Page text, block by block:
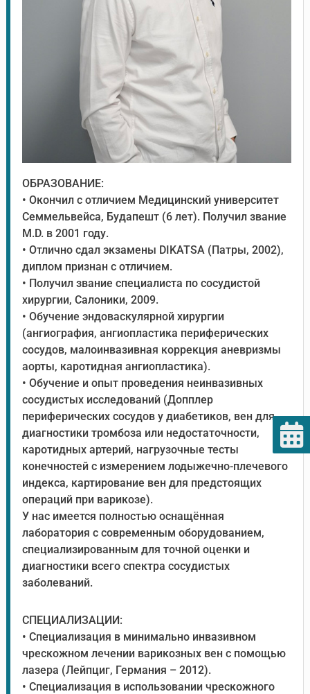
ОБРАЗОВАНИЕ:
• Окончил с отличием Медицинский университет
Семмельвейса, Будапешт (6 лет). Получил звание
M.D. в 2001 году.
• Отлично сдал экзамены DIKATSA (Патры, 2002),
диплом признан с отличием.
• Получил звание специалиста по сосудистой
хирургии, Салоники, 2009.
• Обучение эндоваскулярной хирургии
(ангиография, ангиопластика периферических
сосудов, малоинвазивная коррекция аневризмы
аорты, каротидная ангиопластика).
• Обучение и опыт проведения неинвазивных
сосудистых исследований (Допплер
периферических сосудов у диабетиков, вен для
диагностики тромбоза или недостаточности,
каротидных артерий, нагрузочные тесты
конечностей с измерением лодыжечно-плечевого
индекса, картирование вен для предстоящих
операций при варикозе).
У нас имеется полностью оснащённая
лаборатория с современным оборудованием,
специализированным для точной оценки и
диагностики всего спектра сосудистых
заболеваний.
СПЕЦИАЛИЗАЦИИ:
• Специализация в минимально инвазивном
чрескожном лечении варикозных вен с помощью
лазера (Лейпциг, Германия – 2012).
• Специализация в использовании чрескожного